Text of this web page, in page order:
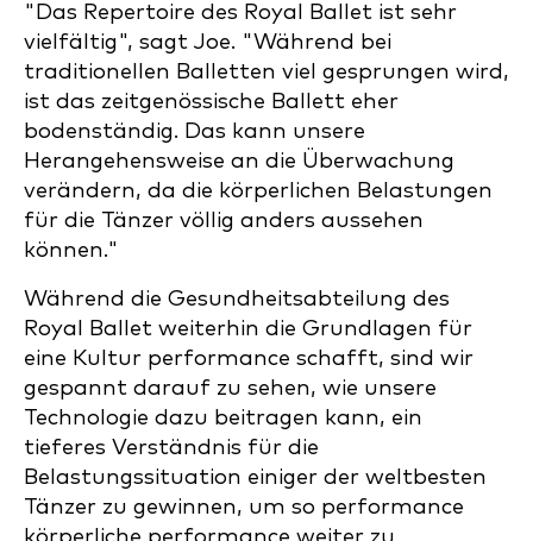
"Das Repertoire des Royal Ballet ist sehr
vielfältig", sagt Joe. "Während bei
traditionellen Balletten viel gesprungen wird,
ist das zeitgenössische Ballett eher
bodenständig. Das kann unsere
Herangehensweise an die Überwachung
verändern, da die körperlichen Belastungen
für die Tänzer völlig anders aussehen
können."
Während die Gesundheitsabteilung des
Royal Ballet weiterhin die Grundlagen für
eine Kultur performance schafft, sind wir
gespannt darauf zu sehen, wie unsere
Technologie dazu beitragen kann, ein
tieferes Verständnis für die
Belastungssituation einiger der weltbesten
Tänzer zu gewinnen, um so performance